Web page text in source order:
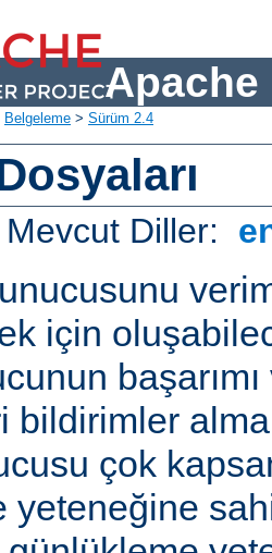
Apache
Belgeleme > Sürüm 2.4
Mevcut Diller:
için
bildirimler
çok
yeteneğine